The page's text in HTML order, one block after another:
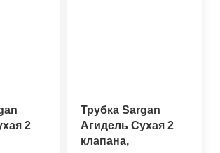
2
Трубка Sargan
Агидель Сухая 2
клапана,